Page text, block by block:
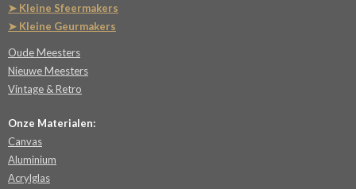
➤ Kleine Sfeermakers
➤ Kleine Geurmakers
Oude Meesters
Nieuwe Meesters
Vintage & Retro
Onze Materialen:
Canvas
Aluminium
Acrylglas